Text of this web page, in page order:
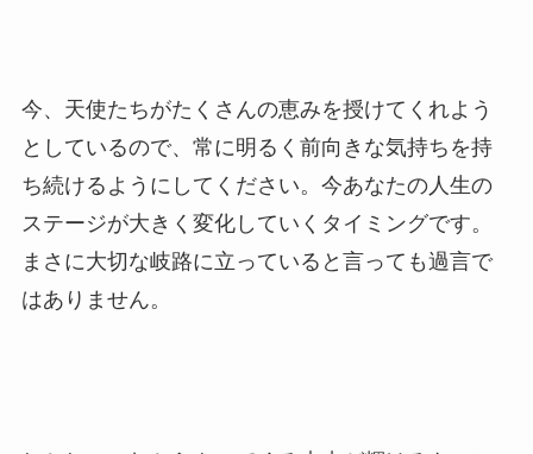
今、天使たちがたくさんの恵みを授けてくれよう
としているので、常に明るく前向きな気持ちを持
ち続けるようにしてください。今あなたの人生の
ステージが大きく変化していくタイミングです。
まさに大切な岐路に立っていると言っても過言で
はありません。